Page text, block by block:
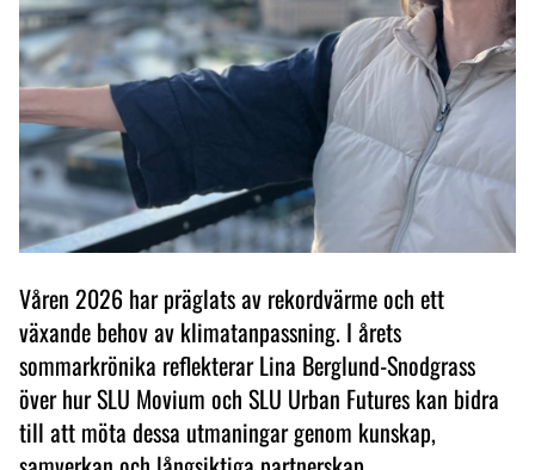
Våren 2026 har präglats av rekordvärme och ett
växande behov av klimatanpassning. I årets
sommarkrönika reflekterar Lina Berglund-Snodgrass
över hur SLU Movium och SLU Urban Futures kan bidra
till att möta dessa utmaningar genom kunskap,